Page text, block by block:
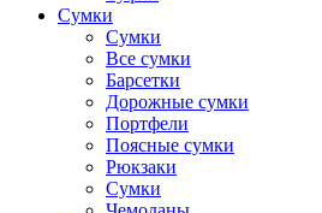
Сумки
Сумки
Все сумки
Барсетки
Дорожные сумки
Портфели
Поясные сумки
Рюкзаки
Сумки